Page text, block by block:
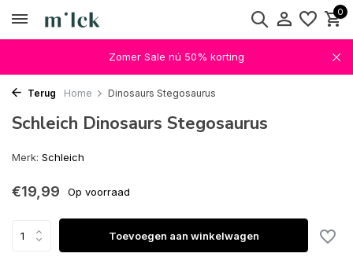
0
Zomer Sale nú 50% korting
Terug Home Dinosaurs Stegosaurus
Schleich Dinosaurs Stegosaurus
Merk: Schleich
€19,99 Op voorraad
Toevoegen aan winkelwagen